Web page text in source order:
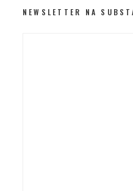
NEWSLETTER NA